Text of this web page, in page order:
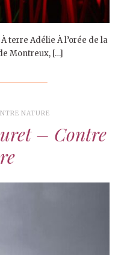
terre Adélie À l’orée de la
Montreux, […]
NATURE
– Contre